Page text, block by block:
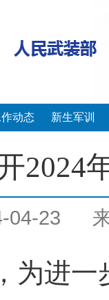
动态 新生军训
2024
04-23
为进